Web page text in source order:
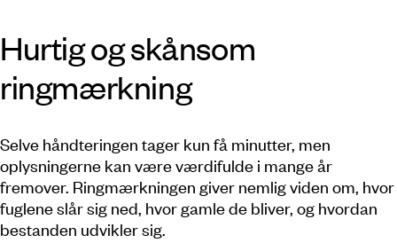
Hurtig og skånsom
ringmærkning
Selve håndteringen tager kun få minutter, men
oplysningerne kan være værdifulde i mange år
fremover. Ringmærkningen giver nemlig viden om, hvor
fuglene slår sig ned, hvor gamle de bliver, og hvordan
bestanden udvikler sig.